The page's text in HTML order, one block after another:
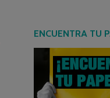
ENCUENTRA TU